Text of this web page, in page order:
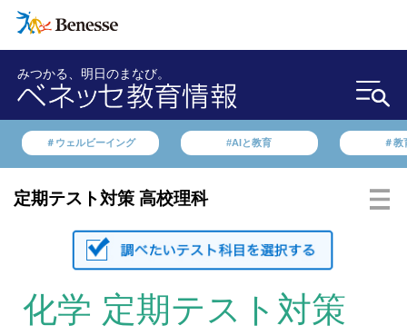
みつかる、明日のまなび。
＃ウェルビーイング #AIと教育 ＃教
定期テスト対策 高校理科
化学 定期テスト対策